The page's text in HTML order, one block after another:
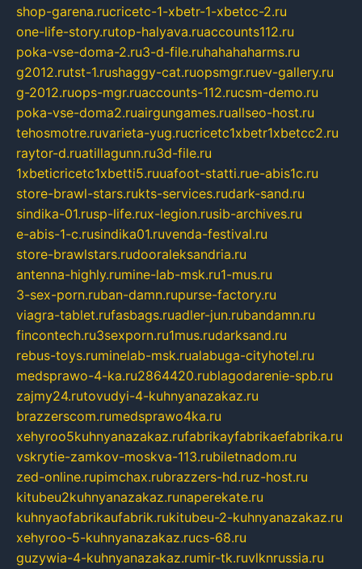
shop-garena.rucricetc-1-xbetr-1-xbetcc-2.ru
one-life-story.rutop-halyava.ruaccounts112.ru
poka-vse-doma-2.ru3-d-file.ruhahahaharms.ru
g2012.rutst-1.rushaggy-cat.ruopsmgr.ruev-gallery.ru
g-2012.ruops-mgr.ruaccounts-112.rucsm-demo.ru
poka-vse-doma2.ruairgungames.ruallseo-host.ru
tehosmotre.ruvarieta-yug.rucricetc1xbetr1xbetcc2.ru
raytor-d.ruatillagunn.ru3d-file.ru
1xbeticricetc1xbetti5.ruuafoot-statti.rue-abis1c.ru
store-brawl-stars.rukts-services.rudark-sand.ru
sindika-01.rusp-life.rux-legion.rusib-archives.ru
e-abis-1-c.rusindika01.ruvenda-festival.ru
store-brawlstars.rudooraleksandria.ru
antenna-highly.rumine-lab-msk.ru1-mus.ru
3-sex-porn.ruban-damn.rupurse-factory.ru
viagra-tablet.rufasbags.ruadler-jun.rubandamn.ru
fincontech.ru3sexporn.ru1mus.rudarksand.ru
rebus-toys.ruminelab-msk.rualabuga-cityhotel.ru
medsprawo-4-ka.ru2864420.rublagodarenie-spb.ru
zajmy24.rutovudyi-4-kuhnyanazakaz.ru
brazzerscom.rumedsprawo4ka.ru
xehyroo5kuhnyanazakaz.rufabrikayfabrikaefabrika.ru
vskrytie-zamkov-moskva-113.rubiletnadom.ru
zed-online.rupimchax.rubrazzers-hd.ruz-host.ru
kitubeu2kuhnyanazakaz.runaperekate.ru
kuhnyaofabrikaufabrik.rukitubeu-2-kuhnyanazakaz.ru
xehyroo-5-kuhnyanazakaz.rucs-68.ru
guzywia-4-kuhnyanazakaz.rumir-tk.ruvlknrussia.ru